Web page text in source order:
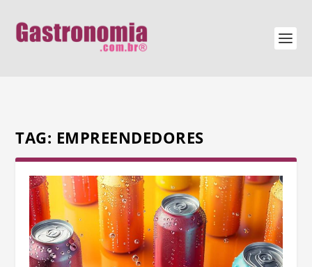
TAG: EMPREENDEDORES